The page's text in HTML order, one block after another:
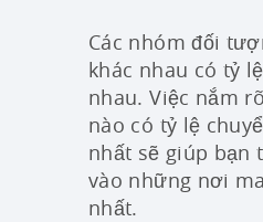
Các nhóm đối
khác nhau có tỷ
nhau. Việc nắm
nào có tỷ lệ
nhất sẽ giúp bạn
vào những nơi
nhất.